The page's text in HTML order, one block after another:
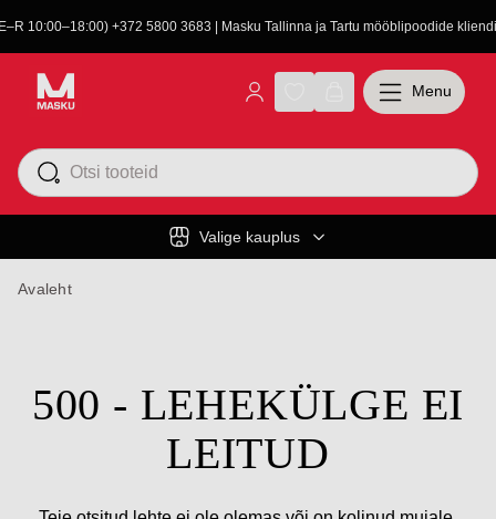
10:00–18:00) +372 5800 3683 | Masku Tallinna ja Tartu mööblipoodide
Valige kauplus
Menu
Avaleht
500 - LEHEKÜLGE EI
LEITUD